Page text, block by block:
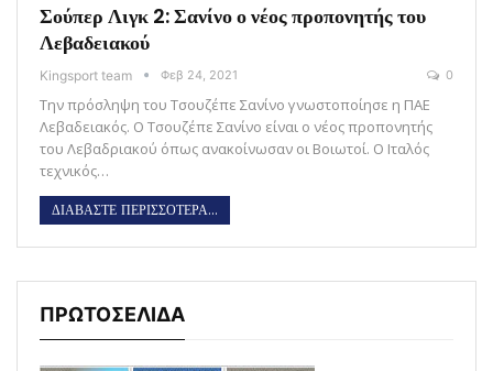
Σούπερ Λιγκ 2: Σανίνο ο νέος προπονητής του
Λεβαδειακού
Kingsport team Φεβ 24, 2021 0
Την πρόσληψη του Τσουζέπε Σανίνο γνωστοποίησε η ΠΑΕ
Λεβαδειακός. Ο Τσουζέπε Σανίνο είναι ο νέος προπονητής
του Λεβαδριακού όπως ανακοίνωσαν οι Βοιωτοί. Ο Ιταλός
τεχνικός…
ΔΙΑΒΑΣΤΕ ΠΕΡΙΣΣΟΤΕΡΑ...
ΠΡΩΤΟΣΕΛΙΔΑ